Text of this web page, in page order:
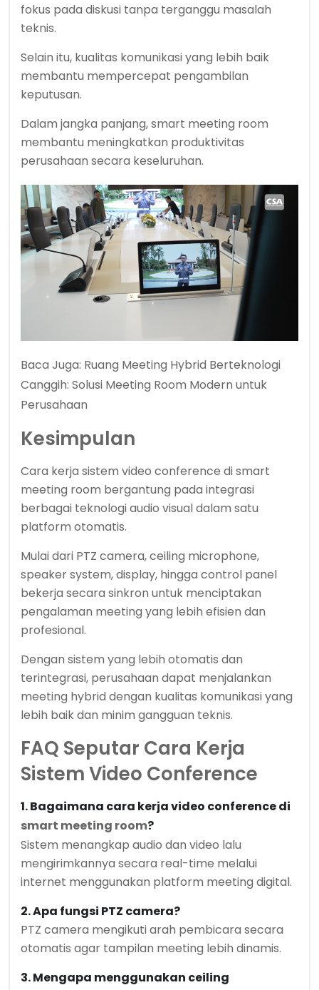
fokus pada diskusi tanpa terganggu masalah
teknis.
Selain itu, kualitas komunikasi yang lebih baik
membantu mempercepat pengambilan
keputusan.
Dalam jangka panjang, smart meeting room
membantu meningkatkan produktivitas
perusahaan secara keseluruhan.
Baca Juga: Ruang Meeting Hybrid Berteknologi
Canggih: Solusi Meeting Room Modern untuk
Perusahaan
Kesimpulan
Cara kerja sistem video conference di smart
meeting room bergantung pada integrasi
berbagai teknologi audio visual dalam satu
platform otomatis.
Mulai dari PTZ camera, ceiling microphone,
speaker system, display, hingga control panel
bekerja secara sinkron untuk menciptakan
pengalaman meeting yang lebih efisien dan
profesional.
Dengan sistem yang lebih otomatis dan
terintegrasi, perusahaan dapat menjalankan
meeting hybrid dengan kualitas komunikasi yang
lebih baik dan minim gangguan teknis.
FAQ Seputar Cara Kerja
Sistem Video Conference
1. Bagaimana cara kerja video conference di
smart meeting room?
Sistem menangkap audio dan video lalu
mengirimkannya secara real-time melalui
internet menggunakan platform meeting digital.
2. Apa fungsi PTZ camera?
PTZ camera mengikuti arah pembicara secara
otomatis agar tampilan meeting lebih dinamis.
3. Mengapa menggunakan ceiling